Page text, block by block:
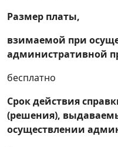
Размер платы,
взимаемой при
административной
бесплатно
Срок действия
(решения),
осуществлении
поверхностного
в
установленном
Получение